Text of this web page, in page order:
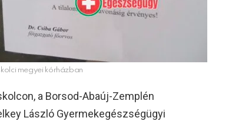
megyei kórházban
a Borsod-Abaúj-Zemplén
László Gyermekegészségügyi